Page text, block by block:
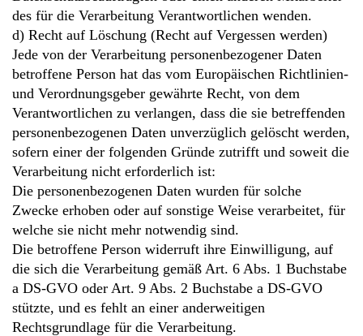
des für die Verarbeitung Verantwortlichen wenden.
d) Recht auf Löschung (Recht auf Vergessen werden)
Jede von der Verarbeitung personenbezogener Daten
betroffene Person hat das vom Europäischen Richtlinien-
und Verordnungsgeber gewährte Recht, von dem
Verantwortlichen zu verlangen, dass die sie betreffenden
personenbezogenen Daten unverzüglich gelöscht werden,
sofern einer der folgenden Gründe zutrifft und soweit die
Verarbeitung nicht erforderlich ist:
Die personenbezogenen Daten wurden für solche
Zwecke erhoben oder auf sonstige Weise verarbeitet, für
welche sie nicht mehr notwendig sind.
Die betroffene Person widerruft ihre Einwilligung, auf
die sich die Verarbeitung gemäß Art. 6 Abs. 1 Buchstabe
a DS-GVO oder Art. 9 Abs. 2 Buchstabe a DS-GVO
stützte, und es fehlt an einer anderweitigen
Rechtsgrundlage für die Verarbeitung.